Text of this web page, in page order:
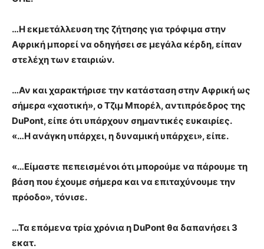
…Η εκμετάλλευση της ζήτησης για τρόφιμα στην
Αφρική μπορεί να οδηγήσει σε μεγάλα κέρδη, είπαν
στελέχη των εταιριών.
…Αν και χαρακτήρισε την κατάσταση στην Αφρική ως
σήμερα «χαοτική», ο Τζιμ Μπορέλ, αντιπρόεδρος της
DuPont, είπε ότι υπάρχουν σημαντικές ευκαιρίες.
«…Η ανάγκη υπάρχει, η δυναμική υπάρχει», είπε.
«…Είμαστε πεπεισμένοι ότι μπορούμε να πάρουμε τη
βάση που έχουμε σήμερα και να επιταχύνουμε την
πρόοδο», τόνισε.
…Τα επόμενα τρία χρόνια η DuPont θα δαπανήσει 3
εκατ.